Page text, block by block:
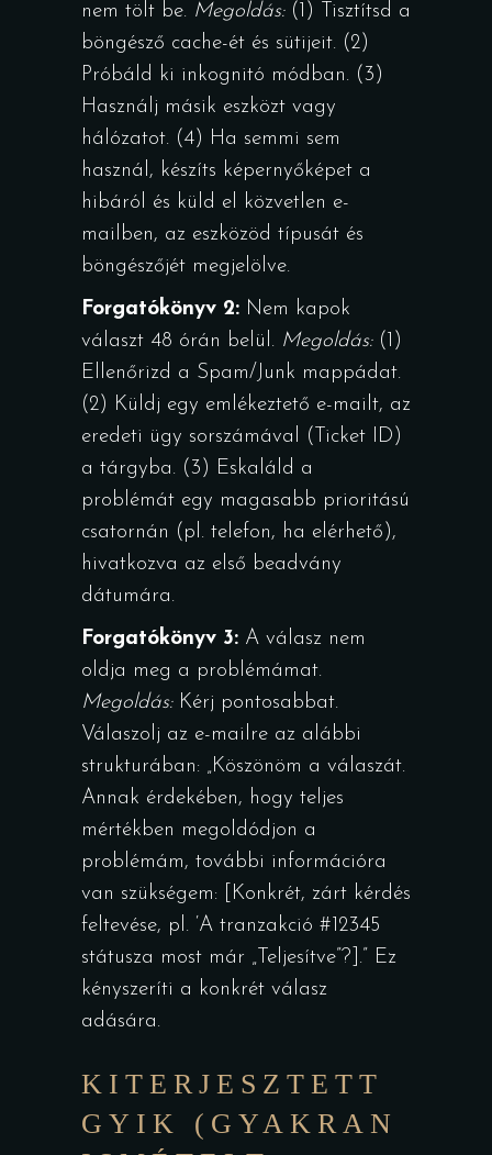
nem tölt be. Megoldás:(1) Tisztítsd a
böngésző cache-ét és sütijeit. (2)
Próbáld ki inkognitó módban. (3)
Használj másik eszközt vagy
hálózatot. (4) Ha semmi sem
használ, készíts képernyőképet a
hibáról és küld el közvetlen e-
mailben, az eszközöd típusát és
böngészőjét megjelölve.
Forgatókönyv 2: Nem kapok
választ 48 órán belül. Megoldás:(1)
Ellenőrizd a Spam/Junk mappádat.
(2) Küldj egy emlékeztető e-mailt, az
eredeti ügy sorszámával (Ticket ID)
a tárgyba. (3) Eskaláld a
problémát egy magasabb prioritású
csatornán (pl. telefon, ha elérhető),
hivatkozva az első beadvány
dátumára.
Forgatókönyv 3: A válasz nem
oldja meg a problémámat.
Megoldás:Kérj pontosabbat.
Válaszolj az e-mailre az alábbi
strukturában: „Köszönöm a válaszát.
Annak érdekében, hogy teljes
mértékben megoldódjon a
problémám, további információra
van szükségem: [Konkrét, zárt kérdés
feltevése, pl. ‘A tranzakció #12345
státusza most már „Teljesítve”?].” Ez
kényszeríti a konkrét válasz
adására.
KITERJESZTETT
GYIK (GYAKRAN